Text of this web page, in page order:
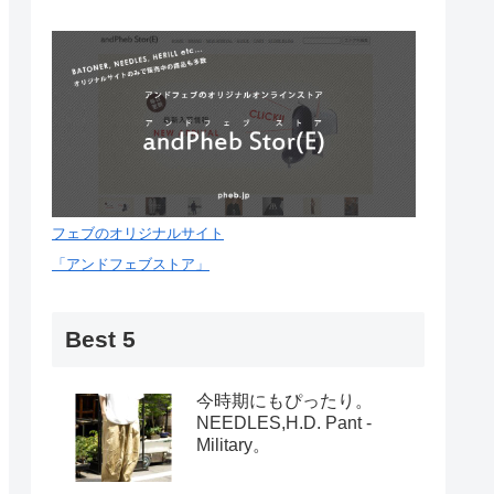
フェブのオリジナルサイト
「アンドフェブストア」
Best 5
今時期にもぴったり。
NEEDLES,H.D. Pant -
Military。